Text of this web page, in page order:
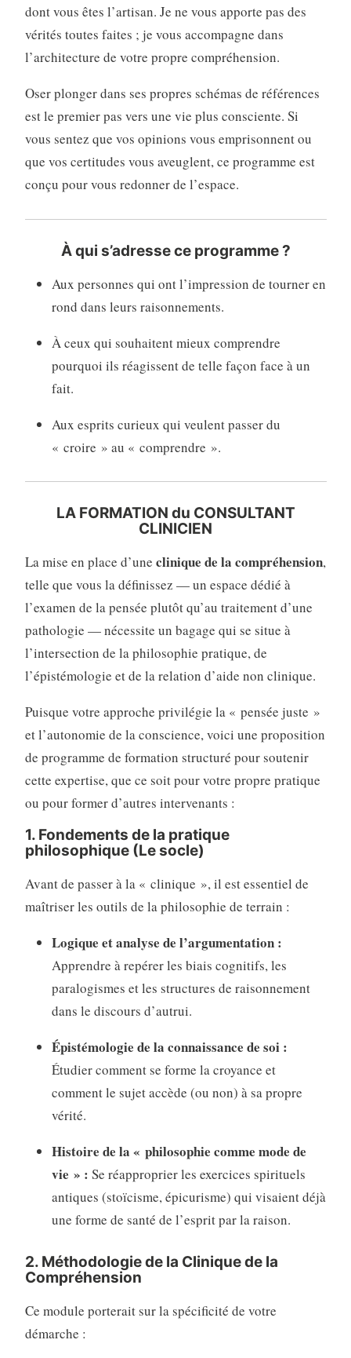
dont vous êtes l’artisan. Je ne vous apporte pas des
vérités toutes faites ; je vous accompagne dans
l’architecture de votre propre compréhension.
Oser plonger dans ses propres schémas de références
est le premier pas vers une vie plus consciente. Si
vous sentez que vos opinions vous emprisonnent ou
que vos certitudes vous aveuglent, ce programme est
conçu pour vous redonner de l’espace.
À qui s’adresse ce programme ?
Aux personnes qui ont l’impression de tourner en
rond dans leurs raisonnements.
À ceux qui souhaitent mieux comprendre
pourquoi ils réagissent de telle façon face à un
fait.
Aux esprits curieux qui veulent passer du
« croire » au « comprendre ».
LA FORMATION du CONSULTANT
CLINICIEN
La mise en place d’une clinique de la compréhension,
telle que vous la définissez — un espace dédié à
l’examen de la pensée plutôt qu’au traitement d’une
pathologie — nécessite un bagage qui se situe à
l’intersection de la philosophie pratique, de
l’épistémologie et de la relation d’aide non clinique.
Puisque votre approche privilégie la « pensée juste »
et l’autonomie de la conscience, voici une proposition
de programme de formation structuré pour soutenir
cette expertise, que ce soit pour votre propre pratique
ou pour former d’autres intervenants :
1. Fondements de la pratique
philosophique (Le socle)
Avant de passer à la « clinique », il est essentiel de
maîtriser les outils de la philosophie de terrain :
Logique et analyse de l’argumentation :
Apprendre à repérer les biais cognitifs, les
paralogismes et les structures de raisonnement
dans le discours d’autrui.
Épistémologie de la connaissance de soi :
Étudier comment se forme la croyance et
comment le sujet accède (ou non) à sa propre
vérité.
Histoire de la « philosophie comme mode de
vie » : Se réapproprier les exercices spirituels
antiques (stoïcisme, épicurisme) qui visaient déjà
une forme de santé de l’esprit par la raison.
2. Méthodologie de la Clinique de la
Compréhension
Ce module porterait sur la spécificité de votre
démarche :